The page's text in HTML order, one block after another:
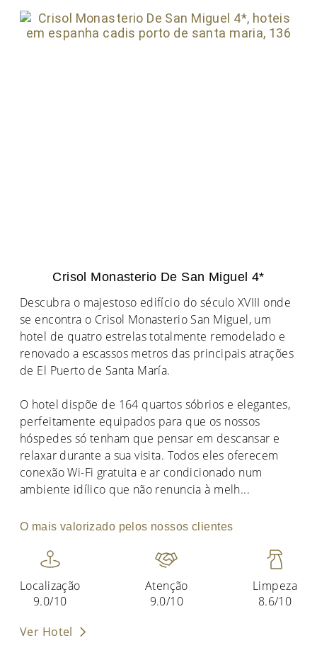
Crisol Monasterio De San Miguel 4*
Descubra o majestoso edifício do século XVIII onde
se encontra o Crisol Monasterio San Miguel, um
hotel de quatro estrelas totalmente remodelado e
renovado a escassos metros das principais atrações
de El Puerto de Santa María.
O hotel dispõe de 164 quartos sóbrios e elegantes,
perfeitamente equipados para que os nossos
hóspedes só tenham que pensar em descansar e
relaxar durante a sua visita. Todos eles oferecem
conexão Wi-Fi gratuita e ar condicionado num
ambiente idílico que não renuncia à melh...
O mais valorizado pelos nossos clientes
Localização
9.0/10
Atenção
9.0/10
Limpeza
8.6/10
Ver Hotel